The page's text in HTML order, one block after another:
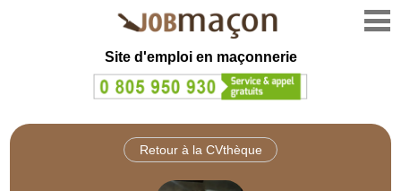
Site d'emploi en maçonnerie
Retour à la CVthèque